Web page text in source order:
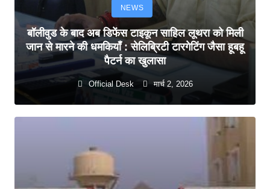
NEWS
बॉलीवुड के बाद अब डिफेंस टाइकून साहिल लूथरा को मिली
जान से मारने की धमकियाँ : सेलिब्रिटी टारगेटिंग जैसा हूबहू
पैटर्न का खुलासा
Official Desk मार्च 2, 2026